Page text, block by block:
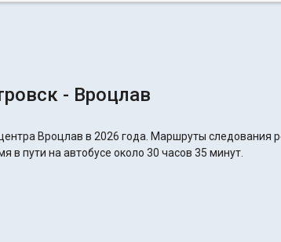
- Вроцлав
Вроцлав в 2026 года. Маршруты следования
пути на автобусе около 30 часов 35 минут.